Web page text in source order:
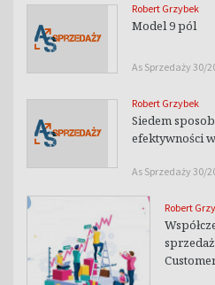
Robert Grzybek
Model 9 pól
As Sprzedaży 30/
Robert Grzybek
Siedem
efektywności
As Sprzedaży 30/
Robert